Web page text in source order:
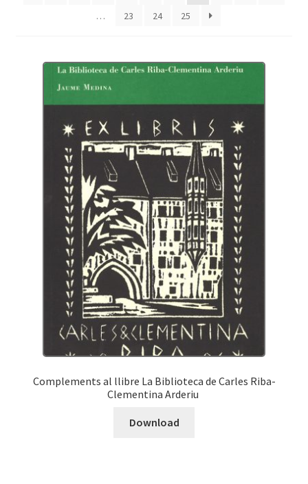
Protecció de dades…
23 24 25
Complements al llibre La Biblioteca de Carles Riba-
Clementina Arderiu
Download